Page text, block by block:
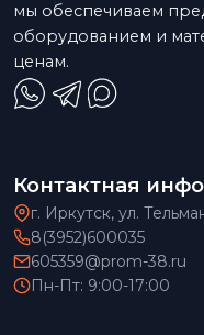
мы обеспечиваем
оборудованием и
ценам.
Контактная
г. Иркутск, ул.
8(3952)600035
605359@prom-38.ru
Пн-Пт: 9:00-17:00